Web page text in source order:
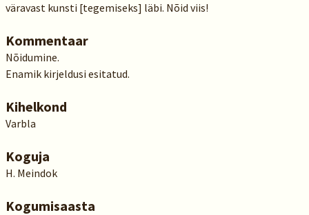
väravast kunsti [tegemiseks] läbi. Nõid viis!
Kommentaar
Nõidumine.
Enamik kirjeldusi esitatud.
Kihelkond
Varbla
Koguja
H. Meindok
Kogumisaasta